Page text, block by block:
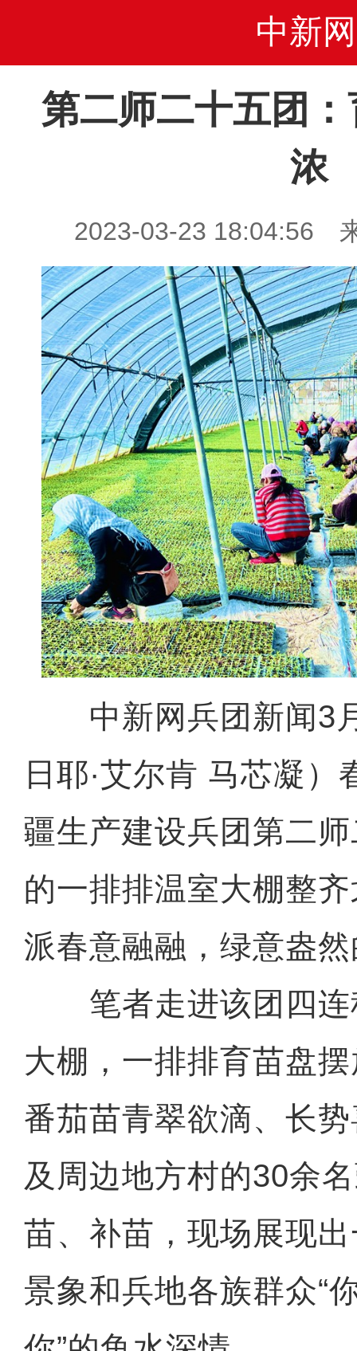
中新网
第二师二十五团
浓
2023-03-23 18:04:56
中新网兵团新闻3
日耶·艾尔肯 马芯凝）
疆生产建设兵团第二
的一排排温室大棚整
派春意融融，绿意盎
笔者走进该团四连
大棚，一排排育苗盘
番茄苗青翠欲滴、长
及周边地方村的30余
苗、补苗，现场展现
景象和兵地各族群众“